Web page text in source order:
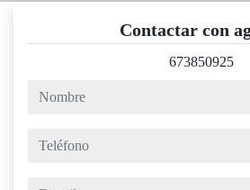
Contactar con
673850925
nombre
teléfono